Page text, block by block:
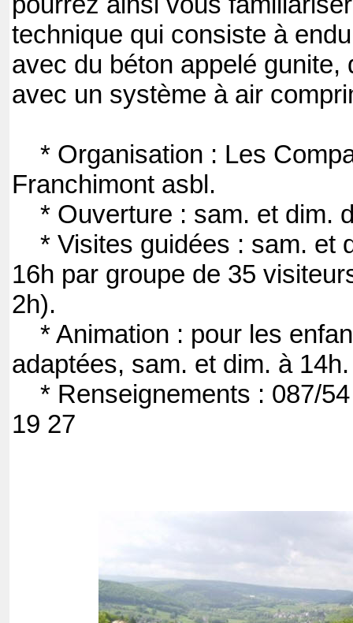
technique qui consiste à
avec du béton appelé gunite,
avec un système à air
* Organisation : Les
Franchimont asbl.
* Ouverture : sam. et dim.
* Visites guidées : sam. et
16h par groupe de 35
2h).
* Animation : pour les
adaptées, sam. et dim. à 14h.
* Renseignements : 087/
19 27